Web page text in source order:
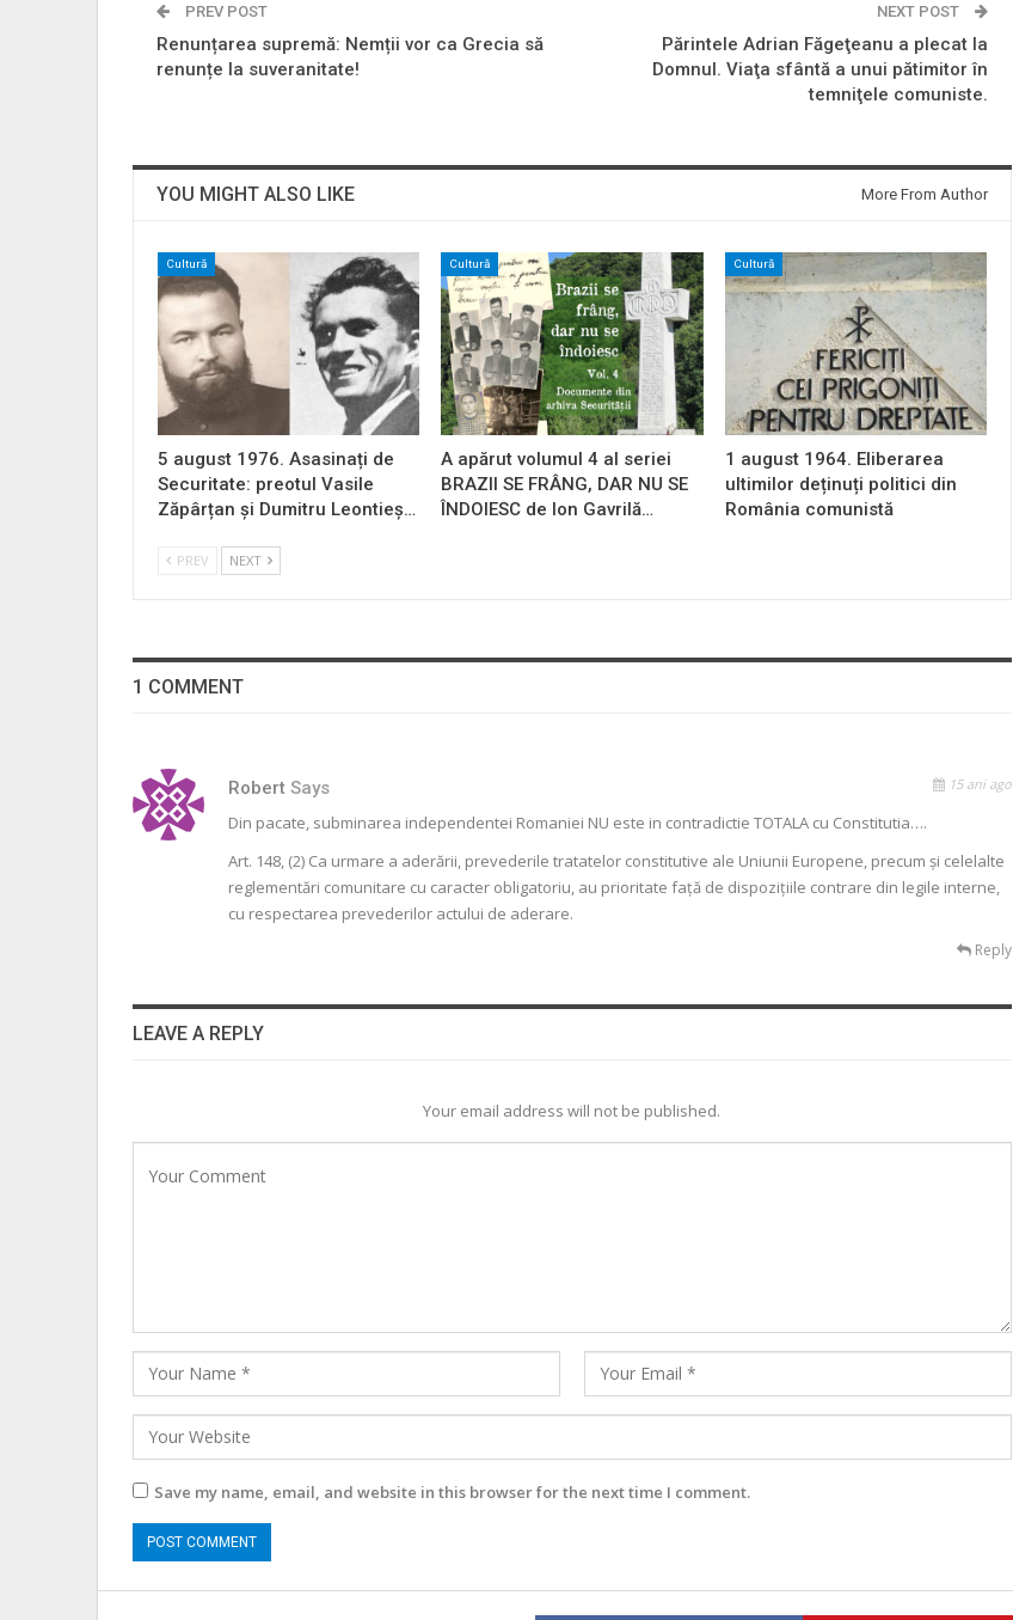
PREV POST
Renunțarea supremă: Nemții vor ca Grecia să
renunțe la suveranitate!
NEXT POST
Părintele Adrian Făgeţeanu a plecat la
Domnul. Viaţa sfântă a unui pătimitor în
temniţele comuniste.
YOU MIGHT ALSO LIKE More From Author
Cultură
5 august 1976. Asasinați de
Securitate: preotul Vasile
Zăpârțan și Dumitru Leontieș…
Cultură
A apărut volumul 4 al seriei
BRAZII SE FRÂNG, DAR NU SE
ÎNDOIESC de Ion Gavrilă…
Cultură
1 august 1964. Eliberarea
ultimilor deținuți politici din
România comunistă
PREV NEXT
1 COMMENT
Robert Says 15 ani ago
Din pacate, subminarea independentei Romaniei NU este in contradictie TOTALA cu Constitutia….
Art. 148, (2) Ca urmare a aderării, prevederile tratatelor constitutive ale Uniunii Europene, precum şi celelalte
reglementări comunitare cu caracter obligatoriu, au prioritate faţă de dispoziţiile contrare din legile interne,
cu respectarea prevederilor actului de aderare.
Reply
LEAVE A REPLY
Your email address will not be published.
Save my name, email, and website in this browser for the next time I comment.